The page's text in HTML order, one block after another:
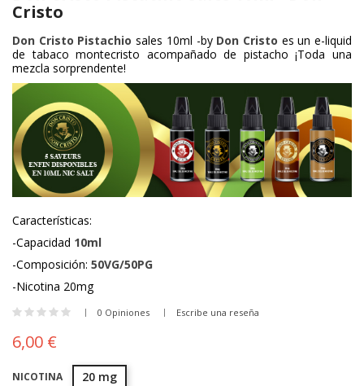
Cristo
Don Cristo Pistachiosales 10ml -byDon Cristo es un e-liquid
de tabaco montecristo acompañado de pistacho ¡Toda una
mezcla sorprendente!
Características:
-Capacidad 10ml
-Composición: 50VG/50PG
-Nicotina 20mg
0 Opiniones Escribe una reseña
6,00 €
NICOTINA 20 mg